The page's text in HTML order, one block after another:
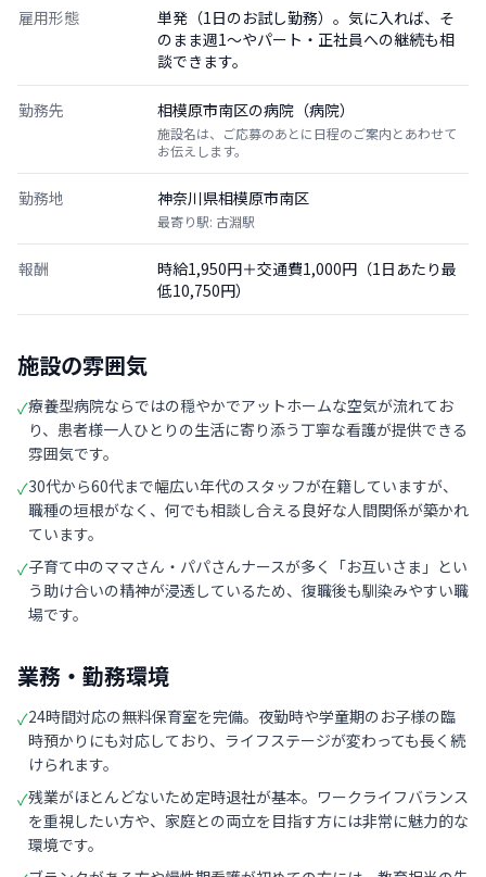
雇用形態
単発（1日のお試し勤務）。気に入れば、そ
のまま週1〜やパート・正社員への継続も相
談できます。
勤務先 相模原市南区の病院（病院）
施設名は、ご応募のあとに日程のご案内とあわせて
お伝えします。
勤務地 神奈川県相模原市南区
最寄り駅: 古淵駅
報酬
時給1,950円＋交通費1,000円（1日あたり最
低10,750円）
施設の雰囲気
✓療養型病院ならではの穏やかでアットホームな空気が流れてお
り、患者様一人ひとりの生活に寄り添う丁寧な看護が提供できる
雰囲気です。
✓30代から60代まで幅広い年代のスタッフが在籍していますが、
職種の垣根がなく、何でも相談し合える良好な人間関係が築かれ
ています。
✓子育て中のママさん・パパさんナースが多く「お互いさま」とい
う助け合いの精神が浸透しているため、復職後も馴染みやすい職
場です。
業務・勤務環境
✓24時間対応の無料保育室を完備。夜勤時や学童期のお子様の臨
時預かりにも対応しており、ライフステージが変わっても長く続
けられます。
✓残業がほとんどないため定時退社が基本。ワークライフバランス
を重視したい方や、家庭との両立を目指す方には非常に魅力的な
環境です。